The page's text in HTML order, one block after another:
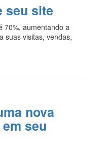
seu site
70%, aumentando a
suas visitas, vendas,
nova
seu